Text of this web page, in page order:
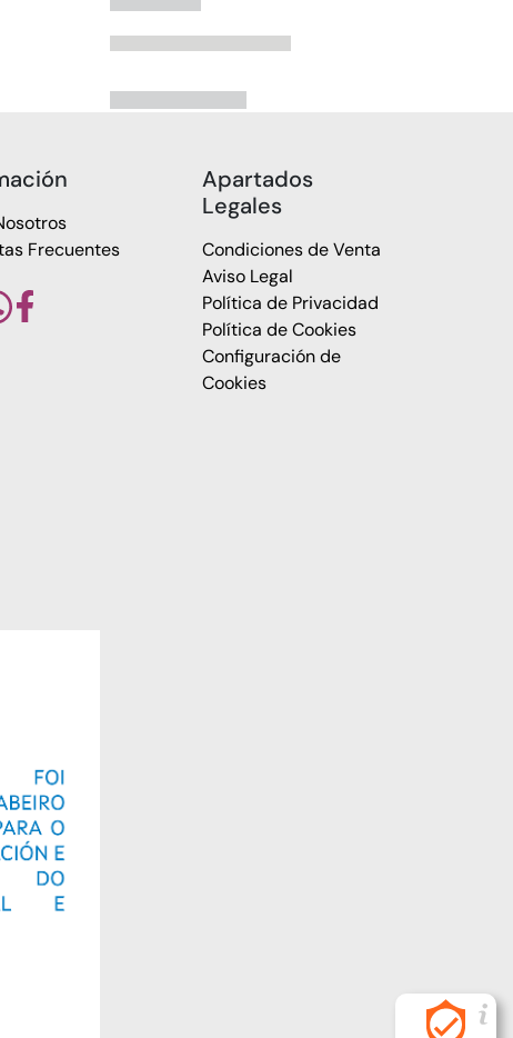
Frecuentes
Apartados
Legales
Condiciones de Venta
Aviso Legal
Política de Privacidad
Política de Cookies
Configuración de
Cookies